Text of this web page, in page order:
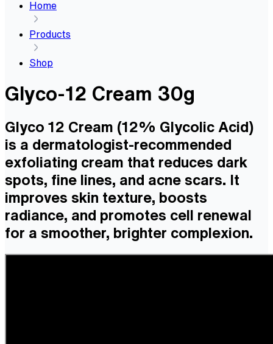
Home
Products
Shop
Glyco-12 Cream 30g
Glyco 12 Cream (12% Glycolic Acid)
is a dermatologist-recommended
exfoliating cream that reduces dark
spots, fine lines, and acne scars. It
improves skin texture, boosts
radiance, and promotes cell renewal
for a smoother, brighter complexion.